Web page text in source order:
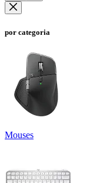
por categoria
Mouses